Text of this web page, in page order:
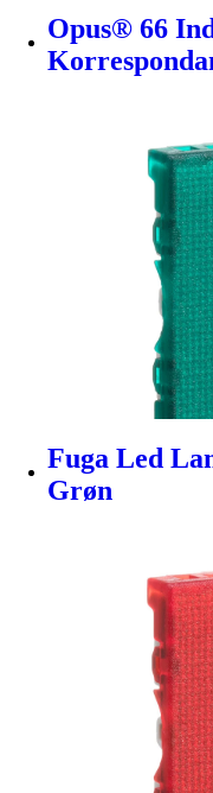
Opus® 66
Fuga Led
Grøn